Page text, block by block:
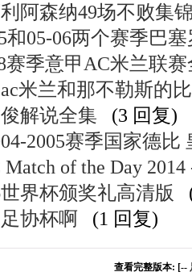
阿森纳49场不败集
和05-06两个赛季巴
赛季意甲AC米兰联赛
米兰和那不勒斯的
解说全集
(3 回复)
2005赛季国家德
of the Day
界杯颁奖礼高清版
协杯啊
(1 回复)
查看完整版本: [--